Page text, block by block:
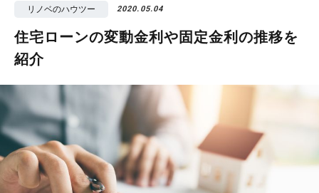
リノベのハウツー 2020.05.04
住宅ローンの変動金利や固定金利の推移を
紹介